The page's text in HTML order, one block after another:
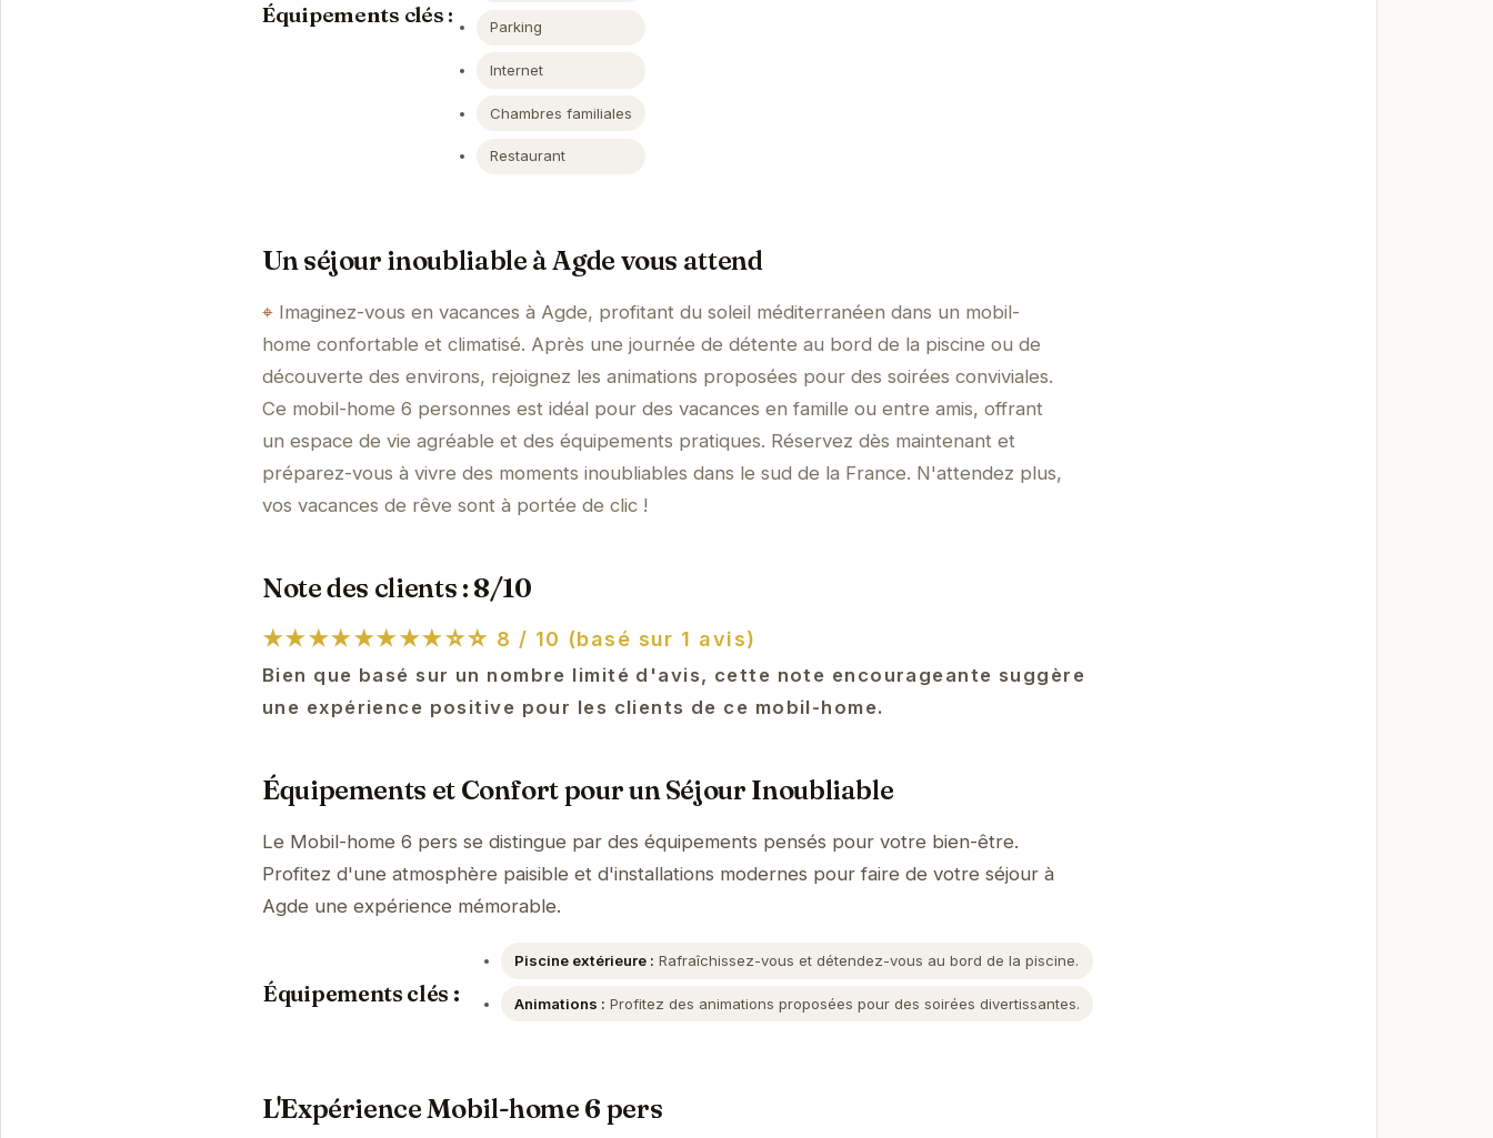
Équipements clés : Parking
Internet
Chambres familiales
Restaurant
Un séjour inoubliable à Agde vous attend
Imaginez-vous en vacances à Agde, profitant du soleil méditerranéen dans un mobil-
home confortable et climatisé. Après une journée de détente au bord de la piscine ou de
découverte des environs, rejoignez les animations proposées pour des soirées conviviales.
Ce mobil-home 6 personnes est idéal pour des vacances en famille ou entre amis, offrant
un espace de vie agréable et des équipements pratiques. Réservez dès maintenant et
préparez-vous à vivre des moments inoubliables dans le sud de la France. N'attendez plus,
vos vacances de rêve sont à portée de clic !
Note des clients : 8/10
★★★★★★★★☆☆ 8 / 10 (basé sur 1 avis)
Bien que basé sur un nombre limité d'avis, cette note encourageante suggère
une expérience positive pour les clients de ce mobil-home.
Équipements et Confort pour un Séjour Inoubliable
Le Mobil-home 6 pers se distingue par des équipements pensés pour votre bien-être.
Profitez d'une atmosphère paisible et d'installations modernes pour faire de votre séjour à
Agde une expérience mémorable.
Équipements clés :
Piscine extérieure : Rafraîchissez-vous et détendez-vous au bord de la piscine.
Animations : Profitez des animations proposées pour des soirées divertissantes.
L'Expérience Mobil-home 6 pers